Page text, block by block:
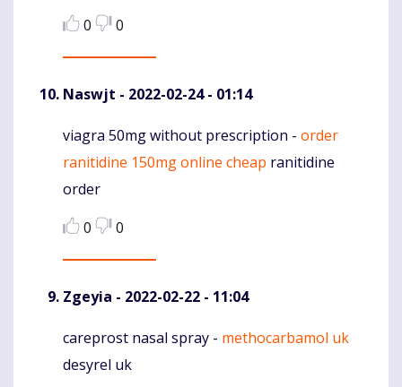
0
0
Naswjt - 2022-02-24 - 01:14
Komentaras
viagra 50mg without prescription - order
ranitidine 150mg online cheap ranitidine
order
0
0
Zgeyia - 2022-02-22 - 11:04
Komentaras
careprost nasal spray - methocarbamol uk
desyrel uk